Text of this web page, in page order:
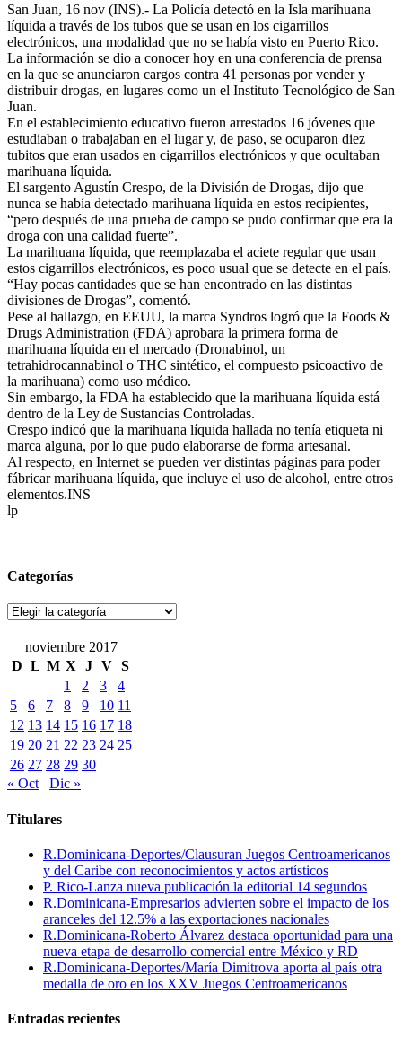
San Juan, 16 nov (INS).- La Policía detectó en la Isla marihuana
líquida a través de los tubos que se usan en los cigarrillos
electrónicos, una modalidad que no se había visto en Puerto Rico.
La información se dio a conocer hoy en una conferencia de prensa
en la que se anunciaron cargos contra 41 personas por vender y
distribuir drogas, en lugares como un el Instituto Tecnológico de San
Juan.
En el establecimiento educativo fueron arrestados 16 jóvenes que
estudiaban o trabajaban en el lugar y, de paso, se ocuparon diez
tubitos que eran usados en cigarrillos electrónicos y que ocultaban
marihuana líquida.
El sargento Agustín Crespo, de la División de Drogas, dijo que
nunca se había detectado marihuana líquida en estos recipientes,
“pero después de una prueba de campo se pudo confirmar que era la
droga con una calidad fuerte”.
La marihuana líquida, que reemplazaba el aciete regular que usan
estos cigarrillos electrónicos, es poco usual que se detecte en el país.
“Hay pocas cantidades que se han encontrado en las distintas
divisiones de Drogas”, comentó.
Pese al hallazgo, en EEUU, la marca Syndros logró que la Foods &
Drugs Administration (FDA) aprobara la primera forma de
marihuana líquida en el mercado (Dronabinol, un
tetrahidrocannabinol o THC sintético, el compuesto psicoactivo de
la marihuana) como uso médico.
Sin embargo, la FDA ha establecido que la marihuana líquida está
dentro de la Ley de Sustancias Controladas.
Crespo indicó que la marihuana líquida hallada no tenía etiqueta ni
marca alguna, por lo que pudo elaborarse de forma artesanal.
Al respecto, en Internet se pueden ver distintas páginas para poder
fábricar marihuana líquida, que incluye el uso de alcohol, entre otros
elementos.INS
lp
Categorías
Categorías
noviembre 2017
D L M X J V S
1
2 3
4
5
6 7 8 9 10 11
12 13 14 15 16 17 18
19 20 21 22 23 24 25
26 27 28 29 30
« Oct
Dic »
Titulares
R.Dominicana-Deportes/Clausuran Juegos Centroamericanos
y del Caribe con reconocimientos y actos artísticos
P. Rico-Lanza nueva publicación la editorial 14 segundos
R.Dominicana-Empresarios advierten sobre el impacto de los
aranceles del 12.5% a las exportaciones nacionales
R.Dominicana-Roberto Álvarez destaca oportunidad para una
nueva etapa de desarrollo comercial entre México y RD
R.Dominicana-Deportes/María Dimitrova aporta al país otra
medalla de oro en los XXV Juegos Centroamericanos
Entradas recientes